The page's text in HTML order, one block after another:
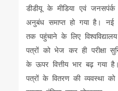
डीडीयू के मीडिया एवं जनसपंर्क
अनुबंध समाप्त हो गया है।
तक पहुंचाने के लिए
पत्रों को भेज कर ही परीक्षा
के ऊपर वित्तीय भार बढ़ गया
पत्रों के वितरण की व्यवस्था को